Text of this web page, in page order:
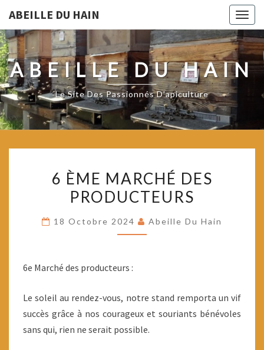
ABEILLE DU HAIN
ABEILLE DU HAIN
Le Site Des Passionnés D'apiculture
ÈME
MARCHÉ
PRODUCTEURS
6 ÈME MARCHÉ DES
PRODUCTEURS
18 Octobre 2024 Abeille Du Hain
6e Marché des producteurs :
Le soleil au rendez-vous, notre stand remporta un vif
succès grâce à nos courageux et souriants bénévoles
sans qui, rien ne serait possible.